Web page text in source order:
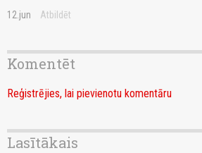
12.jun Atbildēt
Komentēt
Reģistrējies, lai pievienotu komentāru
Lasītākais